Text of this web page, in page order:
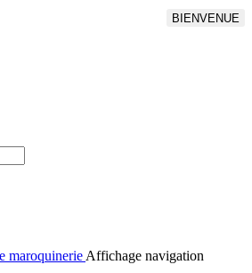
BIENVENUE
Affichage navigation